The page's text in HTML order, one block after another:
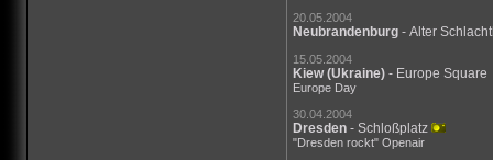
20.05.2004
Neubrandenburg - Alter
15.05.2004
Kiew (Ukraine) - Europe Square
Europe Day
30.04.2004
Dresden - Schloßplatz
"Dresden rockt" Openair